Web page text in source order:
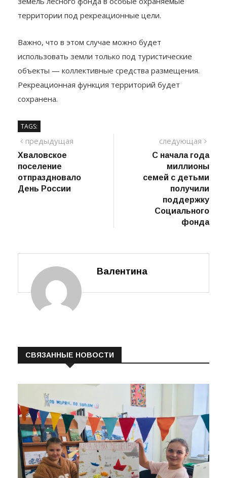
территории под рекреационные цели.
Важно, что в этом случае можно будет
использовать земли только под туристические
объекты — коллективные средства размещения.
Рекреационная функция территорий будет
сохранена.
TAGS:
Навигация
по
записям
предыдущая
Хваловское
поселение
отпраздновало
День России
следующая
пост
С начала года
миллионы
семей с детьми
получили
поддержку
Социального
фонда
Валентина
СВЯЗАННЫЕ НОВОСТИ